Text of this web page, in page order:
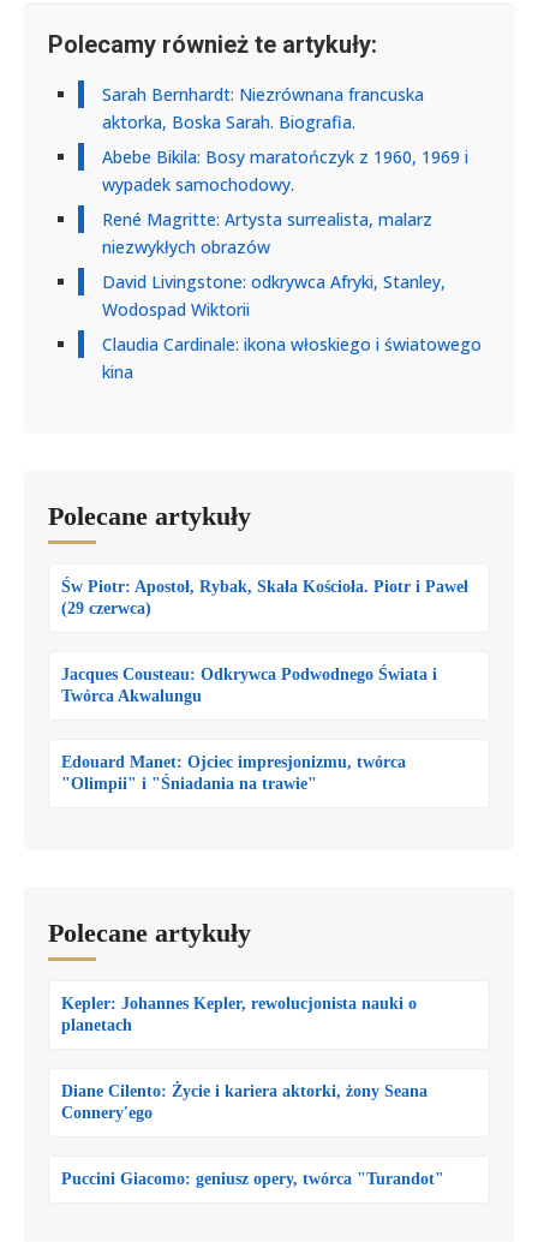
Polecamy również te artykuły:
Sarah Bernhardt: Niezrównana francuska
aktorka, Boska Sarah. Biografia.
Abebe Bikila: Bosy maratończyk z 1960, 1969 i
wypadek samochodowy.
René Magritte: Artysta surrealista, malarz
niezwykłych obrazów
David Livingstone: odkrywca Afryki, Stanley,
Wodospad Wiktorii
Claudia Cardinale: ikona włoskiego i światowego
kina
Polecane artykuły
Św Piotr: Apostoł, Rybak, Skała Kościoła. Piotr i Paweł
(29 czerwca)
Jacques Cousteau: Odkrywca Podwodnego Świata i
Twórca Akwalungu
Edouard Manet: Ojciec impresjonizmu, twórca
"Olimpii" i "Śniadania na trawie"
Polecane artykuły
Kepler: Johannes Kepler, rewolucjonista nauki o
planetach
Diane Cilento: Życie i kariera aktorki, żony Seana
Connery'ego
Puccini Giacomo: geniusz opery, twórca "Turandot"